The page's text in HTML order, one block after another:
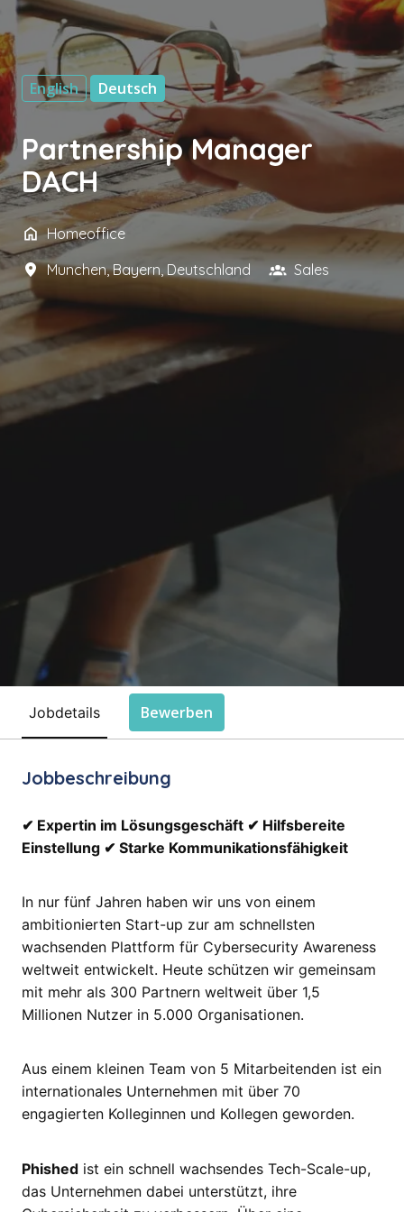
English Deutsch
Partnership Manager
DACH
Homeoffice
Munchen, Bayern Deutschland Sales
Jobdetails Bewerben
Jobbeschreibung
✔ Expertin im Lösungsgeschäft ✔ Hilfsbereite
Einstellung ✔ Starke Kommunikationsfähigkeit
In nur fünf Jahren haben wir uns von einem
ambitionierten Start-up zur am schnellsten
wachsenden Plattform für Cybersecurity Awareness
weltweit entwickelt. Heute schützen wir gemeinsam
mit mehr als 300 Partnern weltweit über 1,5
Millionen Nutzer in 5.000 Organisationen.
Aus einem kleinen Team von 5 Mitarbeitenden ist ein
internationales Unternehmen mit über 70
engagierten Kolleginnen und Kollegen geworden.
Phished ist ein schnell wachsendes Tech-Scale-up,
das Unternehmen dabei unterstützt, ihre